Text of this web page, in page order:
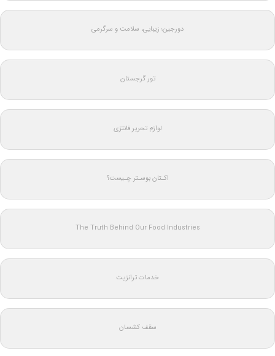
دورجین؛ زیبایی، سلامت و سرگرمی
تور گرجستان
لوازم تحریر فانتزی
اکـتان بوسـتر چـیست؟
The Truth Behind Our Food Industries
خدمات ترانزیت
سقف کشسان